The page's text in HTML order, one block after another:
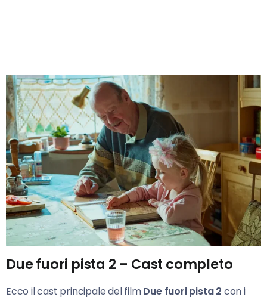
Due fuori pista 2 – Cast completo
Ecco il cast principale del filmDue fuori pista 2 con i